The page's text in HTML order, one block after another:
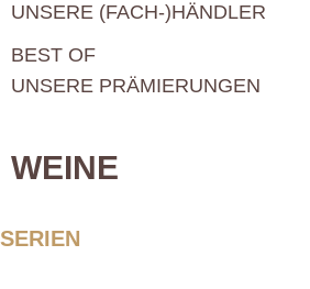
UNSERE (FACH-)HÄNDLER
BEST OF
UNSERE PRÄMIERUNGEN
WEINE
SERIEN